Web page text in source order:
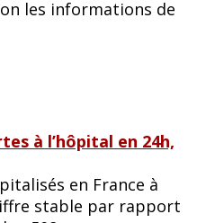
les informations de
à l’hôpital en 24h,
en France à
stable par rapport